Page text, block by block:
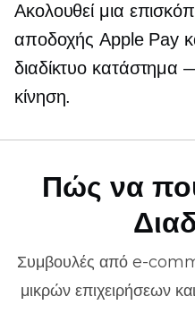
Ακολουθεί μια
αποδοχής Apple Pay
διαδίκτυο κατάστημα
κίνηση.
Πώς να
Συμβουλές από e-
μικρών επιχειρήσεων